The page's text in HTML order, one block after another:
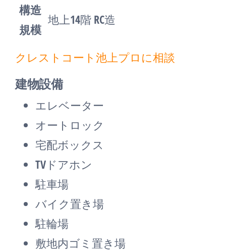
構造
規模
地上14階 RC造
クレストコート池上プロに相談
建物設備
エレベーター
オートロック
宅配ボックス
TVドアホン
駐車場
バイク置き場
駐輪場
敷地内ゴミ置き場